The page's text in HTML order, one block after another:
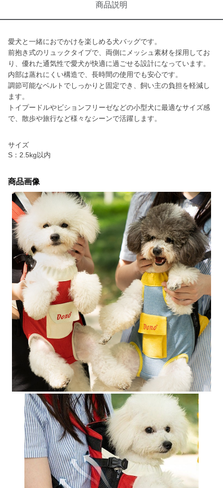
商品説明
愛犬と一緒におでかけを楽しめる犬バッグです。
前抱き式のリュックタイプで、両側にメッシュ素材を採用してお
り、優れた通気性で愛犬が快適に過ごせる設計になっています。
内部は蒸れにくい構造で、長時間の使用でも安心です。
調節可能なベルトでしっかりと固定でき、飼い主の負担を軽減し
ます。
トイプードルやビションフリーゼなどの小型犬に最適なサイズ感
で、散歩や旅行など様々なシーンで活躍します。
サイズ
S：2.5kg以内
商品画像